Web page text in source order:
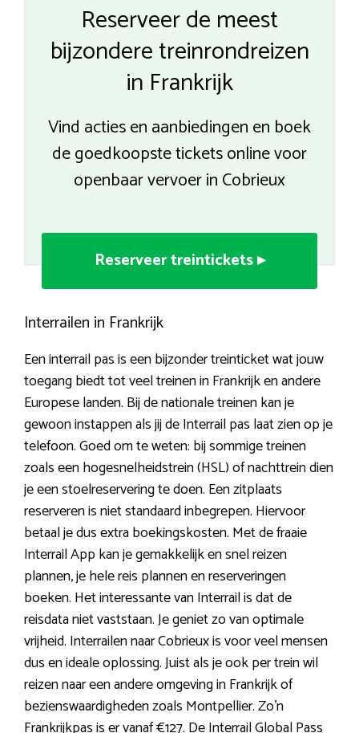
Reserveer de meest
bijzondere treinrondreizen
in Frankrijk
Vind acties en aanbiedingen en boek
de goedkoopste tickets online voor
openbaar vervoer in Cobrieux
Reserveer treintickets ▸
Interrailen in Frankrijk
Een interrail pas is een bijzonder treinticket wat jouw
toegang biedt tot veel treinen in Frankrijk en andere
Europese landen. Bij de nationale treinen kan je
gewoon instappen als jij de Interrail pas laat zien op je
telefoon. Goed om te weten: bij sommige treinen
zoals een hogesnelheidstrein (HSL) of nachttrein dien
je een stoelreservering te doen. Een zitplaats
reserveren is niet standaard inbegrepen. Hiervoor
betaal je dus extra boekingskosten. Met de fraaie
Interrail App kan je gemakkelijk en snel reizen
plannen, je hele reis plannen en reserveringen
boeken. Het interessante van Interrail is dat de
reisdata niet vaststaan. Je geniet zo van optimale
vrijheid. Interrailen naar Cobrieux is voor veel mensen
dus en ideale oplossing. Juist als je ook per trein wil
reizen naar een andere omgeving in Frankrijk of
bezienswaardigheden zoals Montpellier. Zo’n